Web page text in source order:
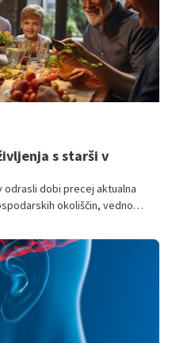
spregovorili z vsemi
s starši v
odrasli dobi precej aktualna
okoliščin, vedno
odloča za življenje s starši,
želja. Poglejmo si
izzive in pozitivne plati, ki